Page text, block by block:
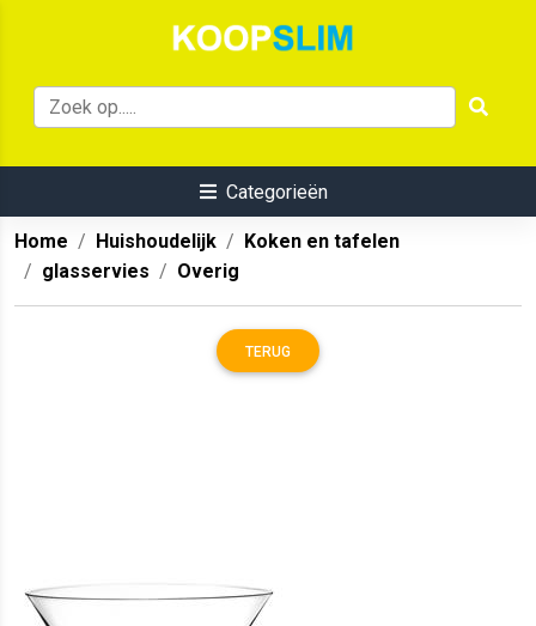
Categorieën
Home Huishoudelijk
Koken en tafelen
glasservies
Overig
TERUG